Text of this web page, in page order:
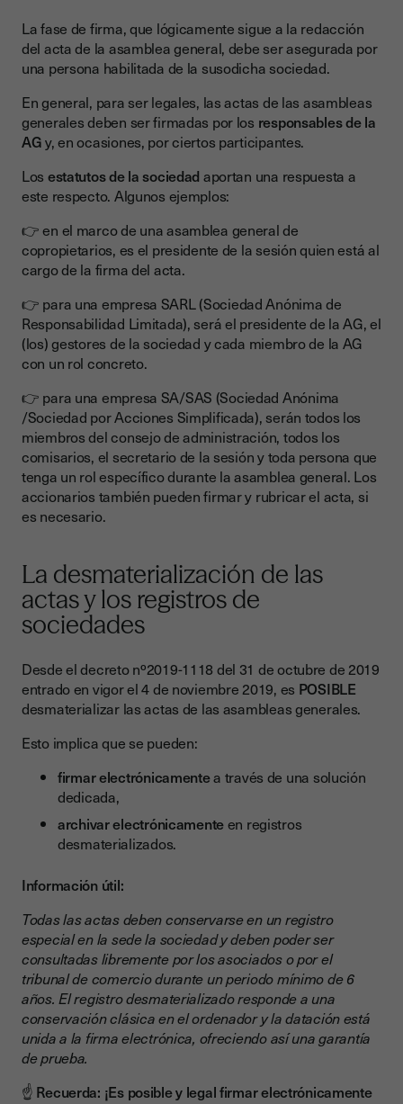
La fase de firma, que lógicamente sigue a la redacción
del acta de la asamblea general, debe ser asegurada por
una persona habilitada de la susodicha sociedad.
En general, para ser legales, las actas de las asambleas
generales deben ser firmadas por los responsables de la
AGy, en ocasiones, por ciertos participantes.
Los estatutos de la sociedad aportan una respuesta a
este respecto. Algunos ejemplos:
👉 en el marco de una asamblea general de
copropietarios, es el presidente de la sesión quien está al
cargo de la firma del acta.
👉 para una empresa SARL (Sociedad Anónima de
Responsabilidad Limitada), será el presidente de la AG, el
(los) gestores de la sociedad y cada miembro de la AG
con un rol concreto.
👉 para una empresa SA/SAS (Sociedad Anónima
/Sociedad por Acciones Simplificada), serán todos los
miembros del consejo de administración, todos los
comisarios, el secretario de la sesión y toda persona que
tenga un rol específico durante la asamblea general. Los
accionarios también pueden firmar y rubricar el acta, si
es necesario.
La desmaterialización de las
actas y los registros de
sociedades
Desde el decreto nº2019-1118 del 31 de octubre de 2019
entrado en vigor el 4 de noviembre 2019, es POSIBLE
desmaterializar las actas de las asambleas generales.
Esto implica que se pueden:
firmar electrónicamentea través de una solución
dedicada,
archivar electrónicamenteen registros
desmaterializados.
Información útil:
Todas las actas deben conservarse en un registro
especial en la sede la sociedad y deben poder ser
consultadas libremente por los asociados o por el
tribunal de comercio durante un periodo mínimo de 6
años. El registro desmaterializado responde a una
conservación clásica en el ordenador y la datación está
unida a la firma electrónica, ofreciendo así una garantía
de prueba.
☝️ Recuerda: ¡Es posible y legal firmar electrónicamente